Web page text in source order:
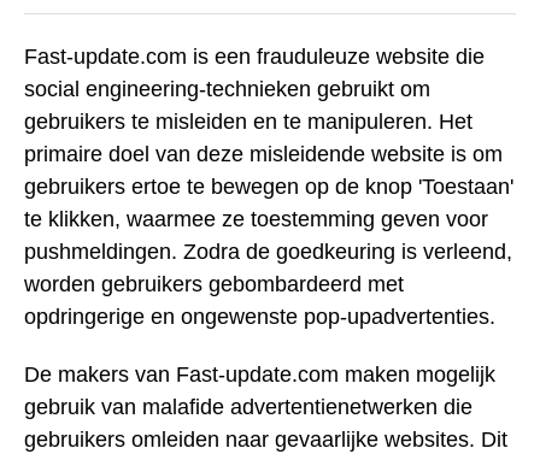
Fast-update.com is een frauduleuze website die
social engineering-technieken gebruikt om
gebruikers te misleiden en te manipuleren. Het
primaire doel van deze misleidende website is om
gebruikers ertoe te bewegen op de knop 'Toestaan'
te klikken, waarmee ze toestemming geven voor
pushmeldingen. Zodra de goedkeuring is verleend,
worden gebruikers gebombardeerd met
opdringerige en ongewenste pop-upadvertenties.
De makers van Fast-update.com maken mogelijk
gebruik van malafide advertentienetwerken die
gebruikers omleiden naar gevaarlijke websites. Dit